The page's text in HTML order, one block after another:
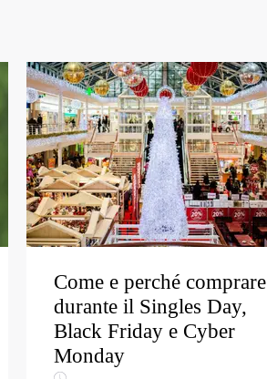
Come e perché comprare
durante il Singles Day,
Black Friday e Cyber
Monday